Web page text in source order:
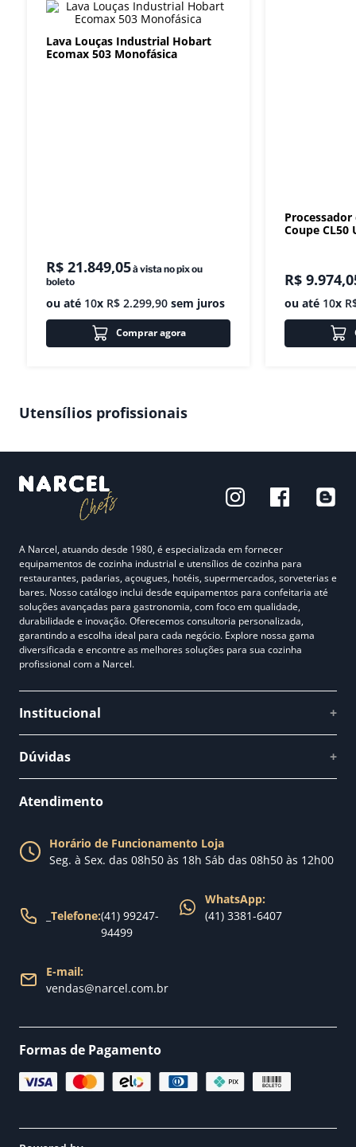
Lava Louças Industrial Hobart
Ecomax 503 Monofásica
R$ 21.849,05à vista no pix ou
boleto
ou até 10x R$ 2.299,90 sem juros
Comprar agora
Coupe CL50
R$ 9.974,
ou até 10x
Utensílios profissionais
A Narcel, atuando desde 1980, é especializada em fornecer
equipamentos de cozinha industrial e utensílios de cozinha para
restaurantes, padarias, açougues, hotéis, supermercados, sorveterias e
bares. Nosso catálogo inclui desde equipamentos para confeitaria até
soluções avançadas para gastronomia, com foco em qualidade,
durabilidade e inovação. Oferecemos consultoria personalizada,
garantindo a escolha ideal para cada negócio. Explore nossa gama
diversificada e encontre as melhores soluções para sua cozinha
profissional com a Narcel.
Institucional +
Fale conosco
Nossa loja
Dúvidas +
Política de Trocas
Política de Entrega
Atendimento
Horário de Funcionamento Loja
Seg. à Sex. das 08h50 às 18h Sáb das 08h50 às 12h00
Telefone:(41) 99247-
94499
WhatsApp:
(41) 3381-6407
E-mail:
vendas@narcel.com.br
Formas de Pagamento